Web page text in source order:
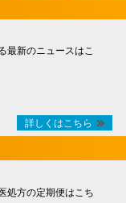
最新のニュースはこ
詳しくはこちら
処方の定期便はこち